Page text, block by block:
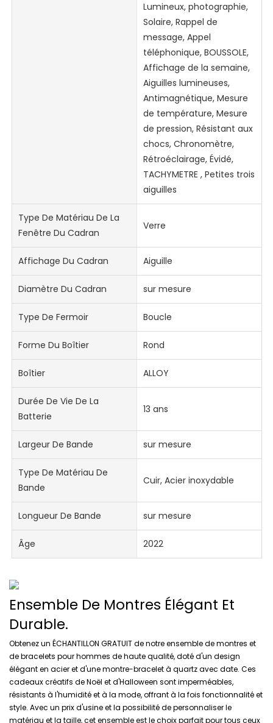
Lumineux, photographie,
Solaire, Rappel de
message, Appel
téléphonique, BOUSSOLE,
Affichage de la semaine,
Aiguilles lumineuses,
Antimagnétique, Mesure
de température, Mesure
de pression, Résistant aux
chocs, Chronomètre,
Rétroéclairage, Évidé,
TACHYMETRE , Petites trois
aiguilles
Type De Matériau De La
Fenêtre Du Cadran
Verre
Affichage Du Cadran Aiguille
Diamètre Du Cadran sur mesure
Type De Fermoir Boucle
Forme Du Boîtier Rond
Boîtier ALLOY
Durée De Vie De La
Batterie
13 ans
Largeur De Bande sur mesure
Type De Matériau De
Bande
Cuir, Acier inoxydable
Longueur De Bande sur mesure
Âge 2022
Ensemble De Montres Élégant Et
Durable.
Obtenez un ÉCHANTILLON GRATUIT de notre ensemble de montres et
de bracelets pour hommes de haute qualité, doté d'un design
élégant en acier et d'une montre-bracelet à quartz avec date. Ces
cadeaux créatifs de Noël et d'Halloween sont imperméables,
résistants à l'humidité et à la mode, offrant à la fois fonctionnalité et
style. Avec un prix d'usine et la possibilité de personnaliser le
matériau et la taille, cet ensemble est le choix parfait pour tous ceux